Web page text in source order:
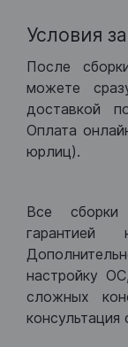
Условия
После
можете
доставкой
Оплата
юрлиц).
Все сборки
настройку
сложных